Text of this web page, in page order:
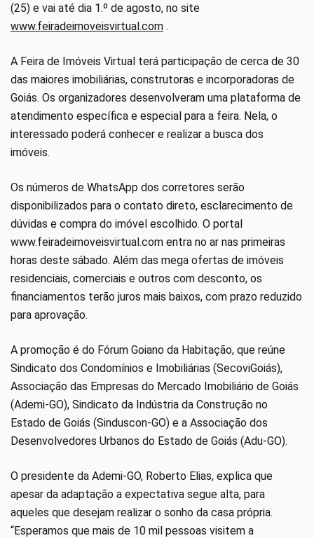
(25) e vai até dia 1.º de agosto, no site
www.feiradeimoveisvirtual.com .
A Feira de Imóveis Virtual terá participação de cerca de 30
das maiores imobiliárias, construtoras e incorporadoras de
Goiás. Os organizadores desenvolveram uma plataforma de
atendimento específica e especial para a feira. Nela, o
interessado poderá conhecer e realizar a busca dos
imóveis.
Os números de WhatsApp dos corretores serão
disponibilizados para o contato direto, esclarecimento de
dúvidas e compra do imóvel escolhido. O portal
www.feiradeimoveisvirtual.com entra no ar nas primeiras
horas deste sábado. Além das mega ofertas de imóveis
residenciais, comerciais e outros com desconto, os
financiamentos terão juros mais baixos, com prazo reduzido
para aprovação.
A promoção é do Fórum Goiano da Habitação, que reúne
Sindicato dos Condomínios e Imobiliárias (SecoviGoiás),
Associação das Empresas do Mercado Imobiliário de Goiás
(Ademi-GO), Sindicato da Indústria da Construção no
Estado de Goiás (Sinduscon-GO) e a Associação dos
Desenvolvedores Urbanos do Estado de Goiás (Adu-GO).
O presidente da Ademi-GO, Roberto Elias, explica que
apesar da adaptação a expectativa segue alta, para
aqueles que desejam realizar o sonho da casa própria.
“Esperamos que mais de 10 mil pessoas visitem a